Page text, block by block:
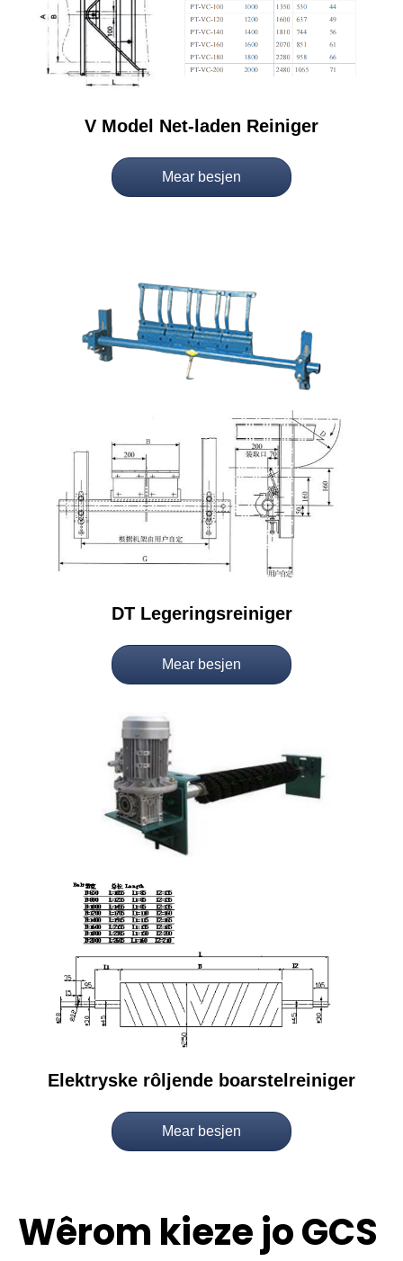
V Model Net-laden Reiniger
Mear besjen
DT Legeringsreiniger
Mear besjen
Elektryske rôljende boarstelreiniger
Mear besjen
Wêrom kieze jo GCS